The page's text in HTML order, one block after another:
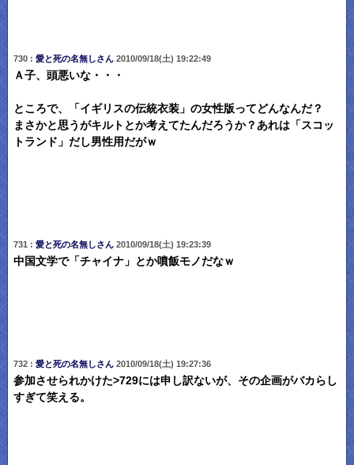
730 : 愛と死の名無しさん2010/09/18(土) 19:22:49
Ａ子、頭悪いな・・・
ところで、「イギリスの伝統衣装」の女性版ってどんなんだ？
まさかと思うがキルトとか考えてたんだろうか？あれは「スコッ
トランド」だし男性用だがｗ
731 : 愛と死の名無しさん2010/09/18(土) 19:23:39
中国文学で「チャイナ」とか噴飯モノだなｗ
732 : 愛と死の名無しさん2010/09/18(土) 19:27:36
参加させられかけた>729には申し訳ないが、その企画がバカらし
すぎて笑える。